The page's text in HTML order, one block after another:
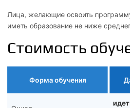
Лица, желающие освоить
иметь образование не ниже
Стоимость
Форма обучения